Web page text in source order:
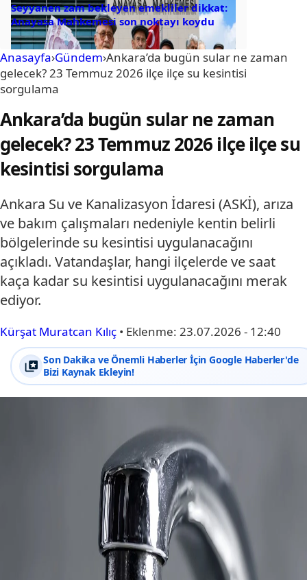
Seyyanen zam bekleyen emekliler dikkat:
Anayasa Mahkemesi son noktayı koydu
Anasayfa›Gündem›Ankara’da bugün sular ne zaman
gelecek? 23 Temmuz 2026 ilçe ilçe su kesintisi
sorgulama
Ankara’da bugün sular ne zaman
gelecek? 23 Temmuz 2026 ilçe ilçe su
kesintisi sorgulama
Ankara Su ve Kanalizasyon İdaresi (ASKİ), arıza
ve bakım çalışmaları nedeniyle kentin belirli
bölgelerinde su kesintisi uygulanacağını
açıkladı. Vatandaşlar, hangi ilçelerde ve saat
kaça kadar su kesintisi uygulanacağını merak
ediyor.
Kürşat Muratcan Kılıç • Eklenme: 23.07.2026 - 12:40
Son Dakika ve Önemli Haberler İçin Google Haberler'de
Bizi Kaynak Ekleyin!